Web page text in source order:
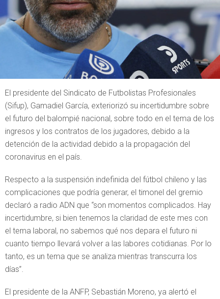
El presidente del Sindicato de Futbolistas Profesionales
(Sifup), Gamadiel García, exteriorizó su incertidumbre sobre
el futuro del balompié nacional, sobre todo en el tema de los
ingresos y los contratos de los jugadores, debido a la
detención de la actividad debido a la propagación del
coronavirus en el país.
Respecto a la suspensión indefinida del fútbol chileno y las
complicaciones que podría generar, el timonel del gremio
declaró a radio ADN que “son momentos complicados. Hay
incertidumbre, si bien tenemos la claridad de este mes con
el tema laboral, no sabemos qué nos depara el futuro ni
cuanto tiempo llevará volver a las labores cotidianas. Por lo
tanto, es un tema que se analiza mientras transcurra los
días”.
El presidente de la ANFP, Sebastián Moreno, ya alertó el